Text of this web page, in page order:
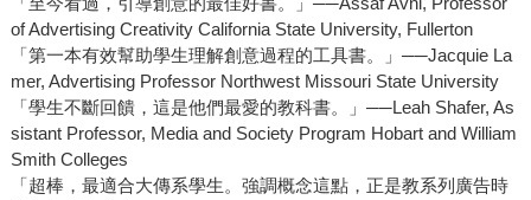
of Advertising Creativity California State University, Fullerton
「第一本有效幫助學生理解創意過程的工具書。」──Jacquie La
mer, Advertising Professor Northwest Missouri State University
「學生不斷回饋，這是他們最愛的教科書。」──Leah Shafer, As
sistant Professor, Media and Society Program Hobart and William
Smith Colleges
「超棒，最適合大傳系學生。強調概念這點，正是教系列廣告時